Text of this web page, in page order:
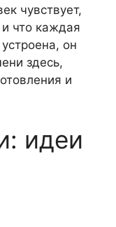
чувствует,
и что каждая
он
здесь,
и
идеи